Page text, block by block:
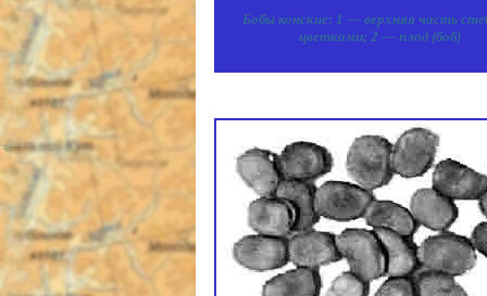
Бобы конские: 1 — верхняя часть
цветками; 2 — плод (боб)